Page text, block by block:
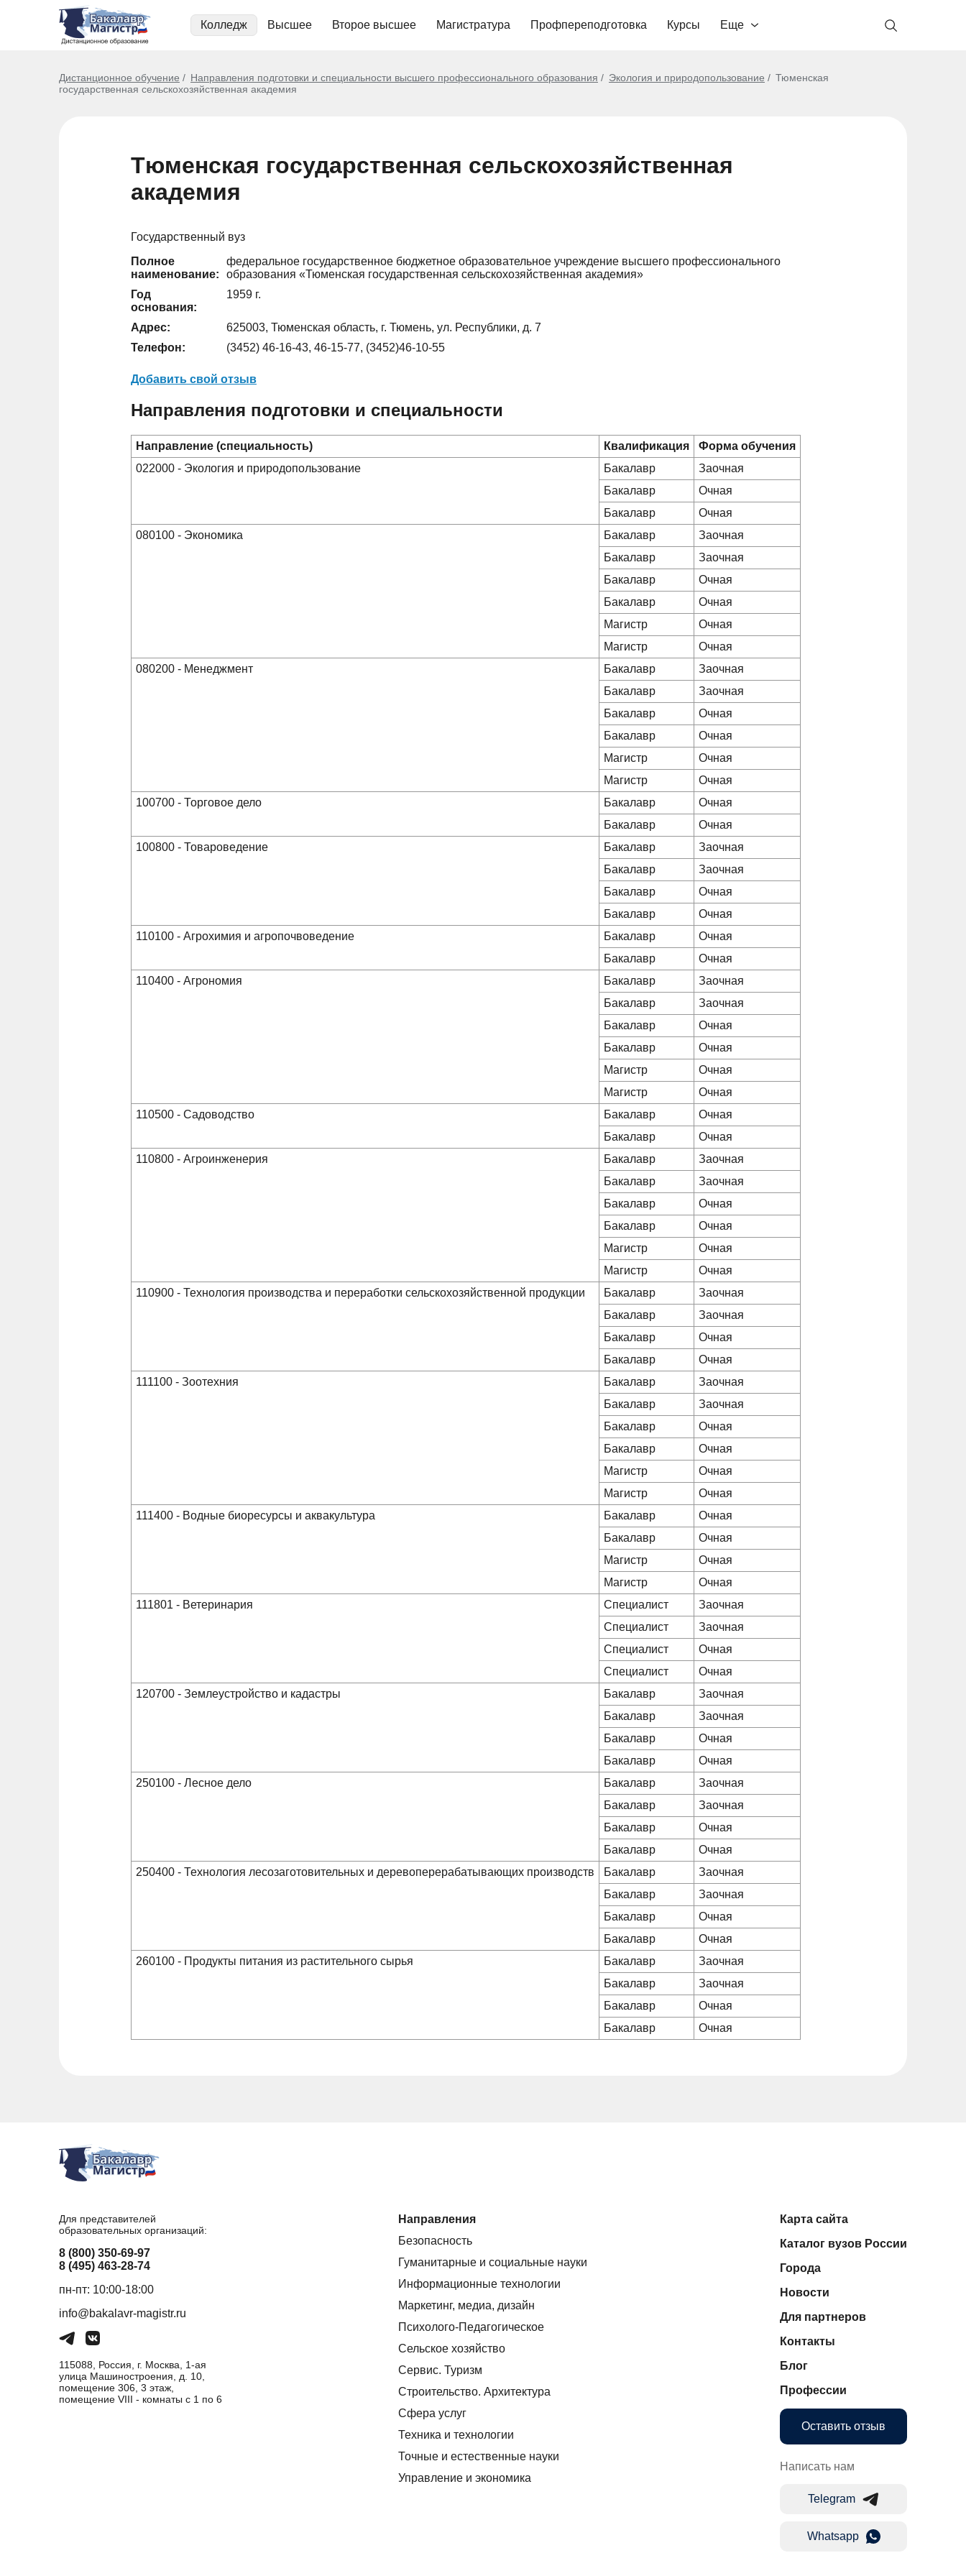
Колледж Высшее Второе высшее Магистратура Профпереподготовка Курсы Еще
Дистанционное обучение Направления подготовки и специальности высшего профессионального образования Экология и природопользование
Тюменская
государственная сельскохозяйственная академия
Тюменская государственная сельскохозяйственная
академия
Государственный вуз
Полное
наименование:
федеральное государственное бюджетное образовательное учреждение высшего профессионального
образования «Тюменская государственная сельскохозяйственная академия»
Год
основания:
1959 г.
Адрес:
625003, Тюменская область, г. Тюмень, ул. Республики, д. 7
Телефон:
(3452) 46-16-43, 46-15-77, (3452)46-10-55
Добавить свой отзыв
Направления подготовки и специальности
Направление (специальность) Квалификация
Форма обучения
022000 - Экология и природопользование
Бакалавр
Заочная
Бакалавр
Очная
Бакалавр
Очная
080100 - Экономика
Бакалавр
Заочная
Бакалавр
Заочная
Бакалавр
Очная
Бакалавр
Очная
Магистр
Очная
Магистр
Очная
080200 - Менеджмент
Бакалавр
Заочная
Бакалавр
Заочная
Бакалавр
Очная
Бакалавр
Очная
Магистр
Очная
Магистр
Очная
100700 - Торговое дело
Бакалавр
Очная
Бакалавр
Очная
100800 - Товароведение
Бакалавр
Заочная
Бакалавр
Заочная
Бакалавр
Очная
Бакалавр
Очная
110100 - Агрохимия и агропочвоведение
Бакалавр
Очная
Бакалавр
Очная
110400 - Агрономия
Бакалавр
Заочная
Бакалавр
Заочная
Бакалавр
Очная
Бакалавр
Очная
Магистр
Очная
Магистр
Очная
110500 - Садоводство
Бакалавр
Очная
Бакалавр
Очная
110800 - Агроинженерия
Бакалавр
Заочная
Бакалавр
Заочная
Бакалавр
Очная
Бакалавр
Очная
Магистр
Очная
Магистр
Очная
110900 - Технология производства и переработки сельскохозяйственной продукции
Бакалавр
Заочная
Бакалавр
Заочная
Бакалавр
Очная
Бакалавр
Очная
111100 - Зоотехния
Бакалавр
Заочная
Бакалавр
Заочная
Бакалавр
Очная
Бакалавр
Очная
Магистр
Очная
Магистр
Очная
111400 - Водные биоресурсы и аквакультура
Бакалавр
Очная
Бакалавр
Очная
Магистр
Очная
Магистр
Очная
111801 - Ветеринария
Специалист
Заочная
Специалист
Заочная
Специалист
Очная
Специалист
Очная
120700 - Землеустройство и кадастры
Бакалавр
Заочная
Бакалавр
Заочная
Бакалавр
Очная
Бакалавр
Очная
250100 - Лесное дело
Бакалавр
Заочная
Бакалавр
Заочная
Бакалавр
Очная
Бакалавр
Очная
250400 - Технология лесозаготовительных и деревоперерабатывающих производств
Бакалавр
Заочная
Бакалавр
Заочная
Бакалавр
Очная
Бакалавр
Очная
260100 - Продукты питания из растительного сырья
Бакалавр
Заочная
Бакалавр
Заочная
Бакалавр
Очная
Бакалавр
Очная
Для представителей
образовательных организаций:
8 (800) 350-69-97
8 (495) 463-28-74
пн-пт: 10:00-18:00
info@bakalavr-magistr.ru
115088, Россия, г. Москва, 1-ая
улица Машиностроения, д. 10,
помещение 306, 3 этаж,
помещение VIII - комнаты с 1 по 6
Направления
Безопасность
Гуманитарные и социальные науки
Информационные технологии
Маркетинг, медиа, дизайн
Психолого-Педагогическое
Сельское хозяйство
Сервис. Туризм
Строительство. Архитектура
Сфера услуг
Техника и технологии
Точные и естественные науки
Управление и экономика
Карта сайта
Каталог вузов России
Города
Новости
Для партнеров
Контакты
Блог
Профессии
Оставить отзыв
Написать нам
Telegram
Whatsapp